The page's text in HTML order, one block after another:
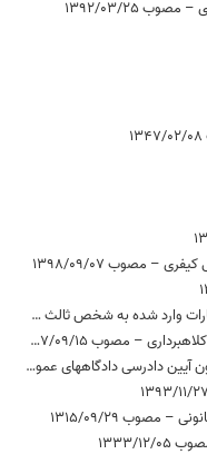
1392/03/25
آیین‌­نامه اجرایی ماده (3) قانون بیمه اجباری خسارات وارد شده به شخص ثالث در اثر حوادث ناشی از وسایل نقلیه (بیمه حوادث راننده مسبب حادثه) – مصوب 1396/04/28
قانون تشدید مجازات مرتکبین ارتشاء، اختلاس و کلاهبرداری – مصوب 1367/09/15
آیین‌نامه حق‌الزحمه داوری موضوع ماده 498 قانون آیین دادرسی دادگاههای عمومی و انقلاب در امور مدنی 1379 – مصوب 1380/09/20
مصوب 1315/09/29
12/05